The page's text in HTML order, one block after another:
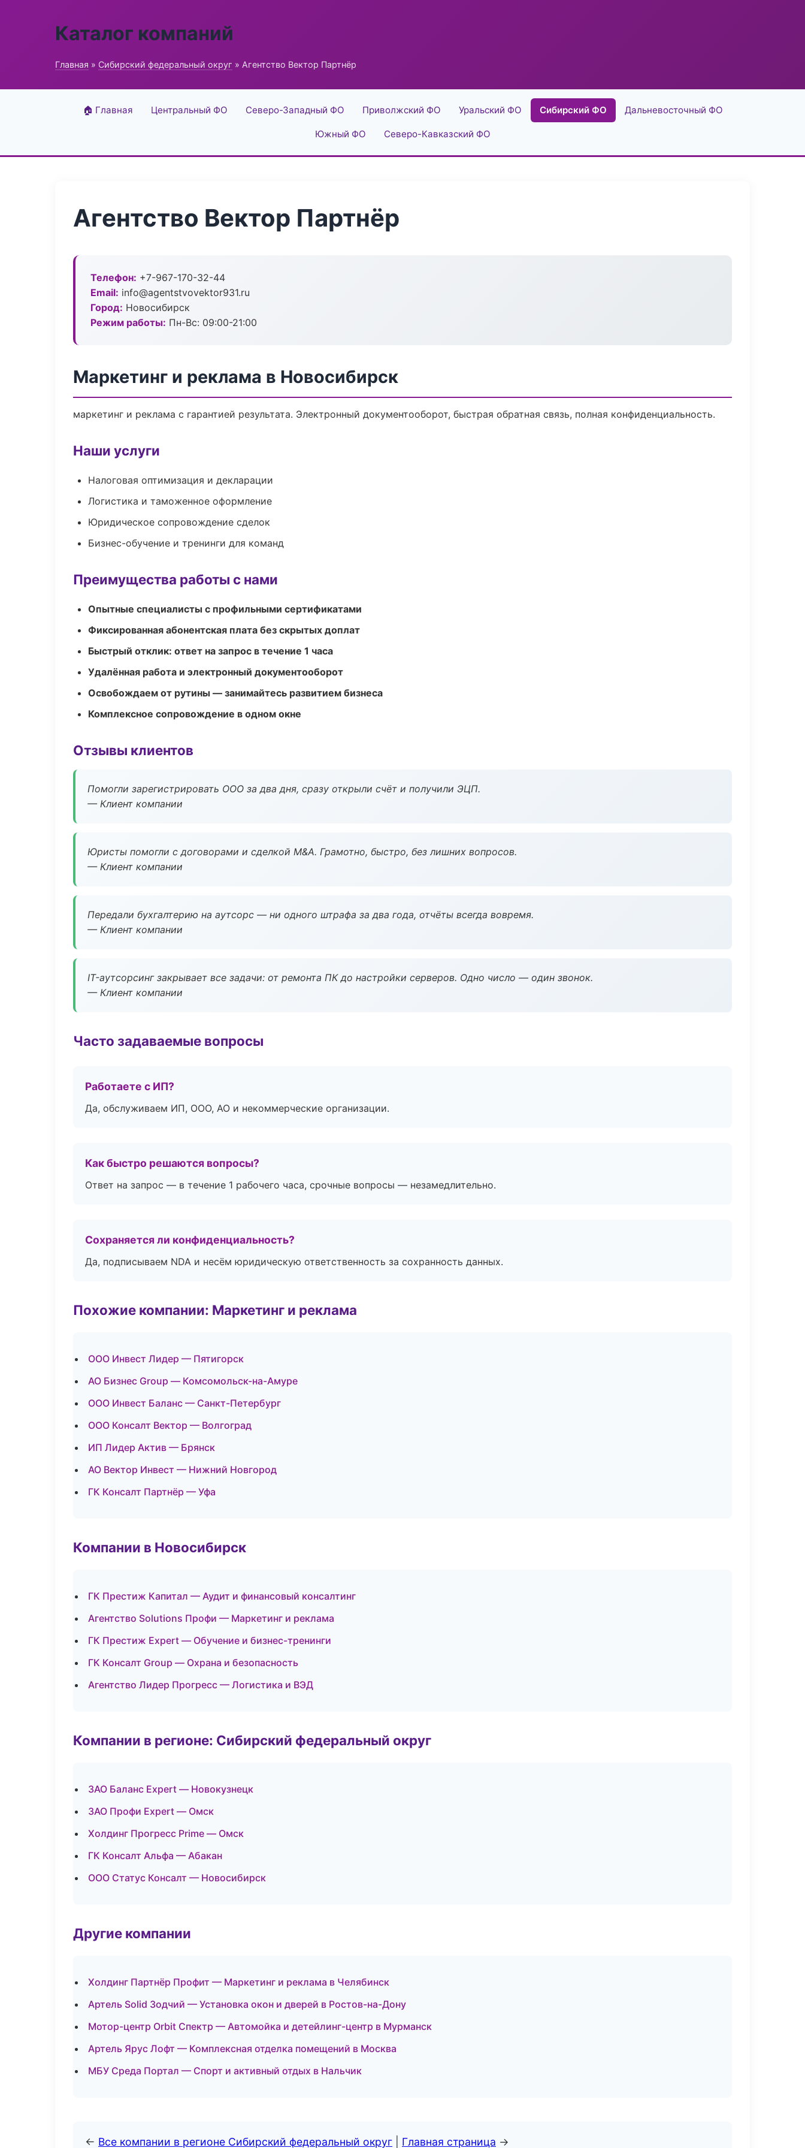
Каталог компаний
Главная » Сибирский федеральный округ » Агентство Вектор Партнёр
🏠 Главная Центральный ФО Северо-Западный ФО Приволжский ФО Уральский ФО Сибирский ФО Дальневосточный ФО
Южный ФО Северо-Кавказский ФО
Агентство Вектор Партнёр
Телефон: +7-967-170-32-44
Email: info@agentstvovektor931.ru
Город: Новосибирск
Режим работы: Пн-Вс: 09:00-21:00
Маркетинг и реклама в Новосибирск
маркетинг и реклама с гарантией результата. Электронный документооборот, быстрая обратная связь, полная конфиденциальность.
Наши услуги
Налоговая оптимизация и декларации
Логистика и таможенное оформление
Юридическое сопровождение сделок
Бизнес-обучение и тренинги для команд
Преимущества работы с нами
Опытные специалисты с профильными сертификатами
Фиксированная абонентская плата без скрытых доплат
Быстрый отклик: ответ на запрос в течение 1 часа
Удалённая работа и электронный документооборот
Освобождаем от рутины — занимайтесь развитием бизнеса
Комплексное сопровождение в одном окне
Отзывы клиентов
Помогли зарегистрировать ООО за два дня, сразу открыли счёт и получили ЭЦП.
— Клиент компании
Юристы помогли с договорами и сделкой M&A. Грамотно, быстро, без лишних вопросов.
— Клиент компании
Передали бухгалтерию на аутсорс — ни одного штрафа за два года, отчёты всегда вовремя.
— Клиент компании
IT-аутсорсинг закрывает все задачи: от ремонта ПК до настройки серверов. Одно число — один звонок.
— Клиент компании
Часто задаваемые вопросы
Работаете с ИП?
Да, обслуживаем ИП, ООО, АО и некоммерческие организации.
Как быстро решаются вопросы?
Ответ на запрос — в течение 1 рабочего часа, срочные вопросы — незамедлительно.
Сохраняется ли конфиденциальность?
Да, подписываем NDA и несём юридическую ответственность за сохранность данных.
Похожие компании: Маркетинг и реклама
ООО Инвест Лидер — Пятигорск
АО Бизнес Group — Комсомольск-на-Амуре
ООО Инвест Баланс — Санкт-Петербург
ООО Консалт Вектор — Волгоград
ИП Лидер Актив — Брянск
АО Вектор Инвест — Нижний Новгород
ГК Консалт Партнёр — Уфа
Компании в Новосибирск
ГК Престиж Капитал — Аудит и финансовый консалтинг
Агентство Solutions Профи — Маркетинг и реклама
ГК Престиж Expert — Обучение и бизнес-тренинги
ГК Консалт Group — Охрана и безопасность
Агентство Лидер Прогресс — Логистика и ВЭД
Компании в регионе: Сибирский федеральный округ
ЗАО Баланс Expert — Новокузнецк
ЗАО Профи Expert — Омск
Холдинг Прогресс Prime — Омск
ГК Консалт Альфа — Абакан
ООО Статус Консалт — Новосибирск
Другие компании
Холдинг Партнёр Профит — Маркетинг и реклама в Челябинск
Артель Solid Зодчий — Установка окон и дверей в Ростов-на-Дону
Мотор-центр Orbit Спектр — Автомойка и детейлинг-центр в Мурманск
Артель Ярус Лофт — Комплексная отделка помещений в Москва
МБУ Среда Портал — Спорт и активный отдых в Нальчик
← Все компании в регионе Сибирский федеральный округ Главная страница →